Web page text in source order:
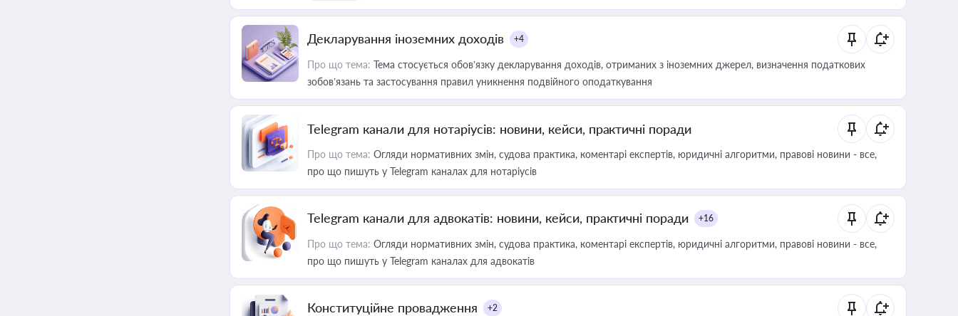
Декларування іноземних доходів +4
Про що тема: Тема стосується обов’язку декларування доходів, отриманих з іноземних джерел, визначення податкових
зобов’язань та застосування правил уникнення подвійного оподаткування
Telegram канали для нотаріусів: новини, кейси, практичні поради
Про що тема: Огляди нормативних змін, судова практика, коментарі експертів, юридичні алгоритми, правові новини - все,
про що пишуть у Telegram каналах для нотаріусів
Telegram канали для адвокатів: новини, кейси, практичні поради +16
Про що тема: Огляди нормативних змін, судова практика, коментарі експертів, юридичні алгоритми, правові новини - все,
про що пишуть у Telegram каналах для адвокатів
Конституційне провадження +2